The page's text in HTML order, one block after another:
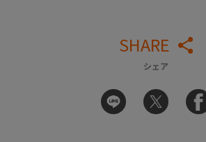
SHARE
シェア